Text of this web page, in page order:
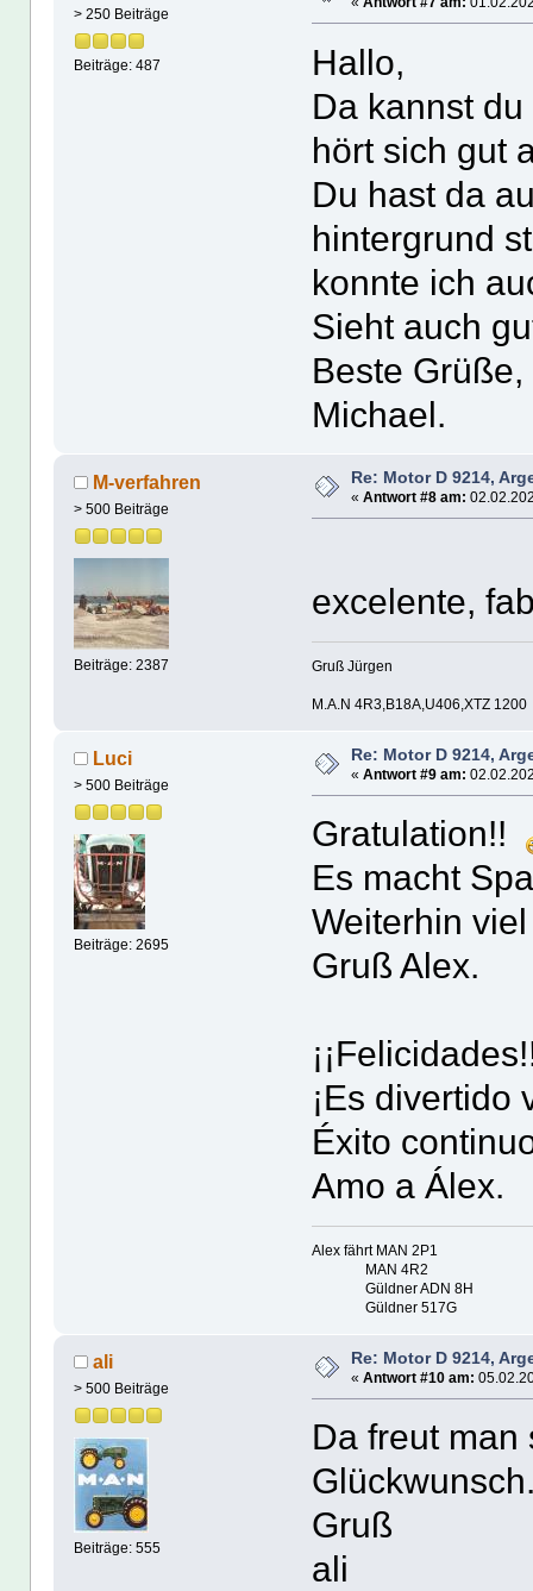
> 250 Beiträge
Beiträge: 487
Hallo,
Da kannst
hört sich gut
Du hast da
hintergrund
konnte ich
Sieht auch
Beste
Michael.
M-verfahren
> 500 Beiträge
Beiträge: 2387
Re: Motor D 9214,
« Antwort #8 am:
excelente,
Gruß Jürgen
M.A.N 4R3,B18A,U406,XTZ 1200
Luci
> 500 Beiträge
Beiträge: 2695
Re: Motor D 9214,
« Antwort #9 am:
Gratulation!!
Es macht
Weiterhin
Gruß Alex.
¡Es divertido
Éxito
Amo a Álex.
Alex fährt MAN 2P1
MAN 4R2
Güldner ADN 8H
Güldner 517G
ali
> 500 Beiträge
Beiträge: 555
Re: Motor D 9214,
« Antwort #10 am:
Da freut man
Gruß
ali